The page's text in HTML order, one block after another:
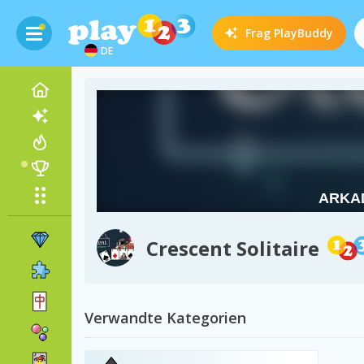
DE
Frag PlayBuddy
Crescent Solitaire
Verwandte Kategorien